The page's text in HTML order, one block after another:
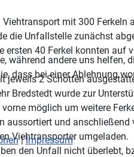
mit 300
die Unfallstelle zunächst
40 Ferkel konnten
2 Schotten
Bredstedt wurde zur
möglich um weitere
und
Viehtransporter umgeladen.
den Unfall nicht überlebt,
andere uns helfen,
dass bei einer Ablehnung
|Impressum